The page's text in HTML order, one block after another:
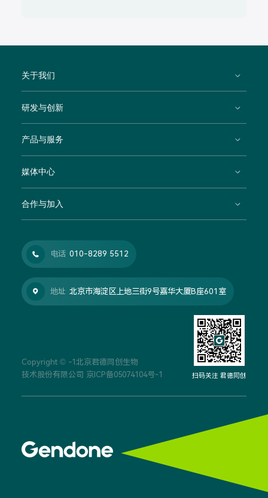
关于我们
研发与创新
产品与服务
媒体中心
合作与加入
Copyright © -1北京君德同创生物
技术股份有限公司 京ICP备05074104号-1 扫码关注 君德同创
 电话 010-8289 5512
 地址 北京市海淀区上地三街9号嘉华大厦B座601室